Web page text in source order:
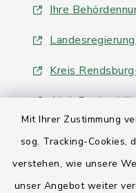
Mit Ihrer Zustimmung
sog. Tracking-Cookies,
verstehen, wie unsere
unser Angebot weiter
Ihre
Kreis
AktivRegion